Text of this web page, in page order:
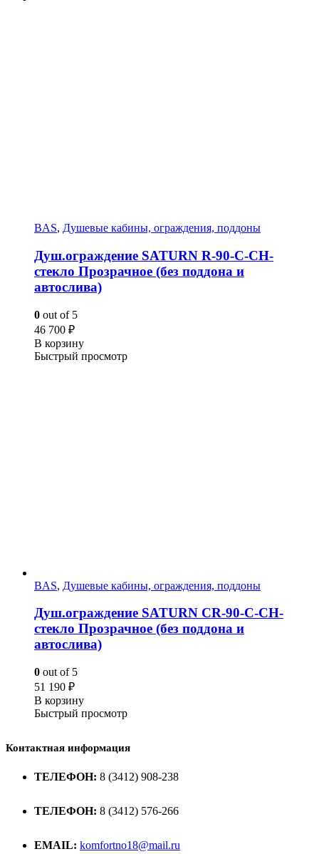
BAS, Душевые кабины, ограждения, поддоны
Душ.ограждение SATURN R-90-C-CH-
стекло Прозрачное (без поддона и
автослива)
0 out of 5
46 700 ₽
В корзину
Быстрый просмотр
BAS, Душевые кабины, ограждения, поддоны
Душ.ограждение SATURN CR-90-C-CH-
стекло Прозрачное (без поддона и
автослива)
0 out of 5
51 190 ₽
В корзину
Быстрый просмотр
Контактная информация
ТЕЛЕФОН: 8 (3412) 908-238
ТЕЛЕФОН: 8 (3412) 576-266
EMAIL: komfortno18@mail.ru